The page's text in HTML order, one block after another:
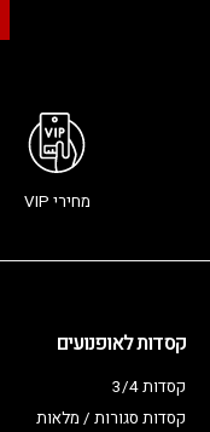
מחירי VIP
קסדות לאופנועים
קסדות 3/4
קסדות סגורות / מלאות